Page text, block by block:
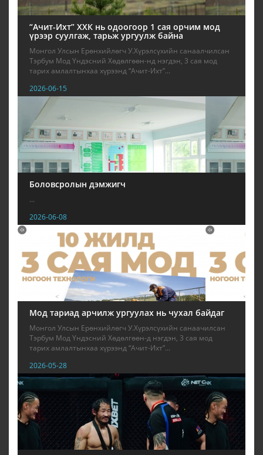
“Ачит-Ихт” ХХК нь одоогоор 1 сая орчим мод
үрээр суулгаж, тарьж ургуулж байна
Монгол Улсын Ерөнхийлөгч У.Хүрэлсүхийн санаалчилсан
Тэрбум Мод Үндэсний Хөдөлгөөн-нд нэгдэн, 3 сая мод
тарих амлалтынхаа хүрээнд “Ачит-Ихт”...
2026-06-15
Боловсролын дэмжигч
...
2026-06-08
Мод тариад арчилж ургуулах нь чухал байдаг
Монгол Улсын Ерөнхийлөгч У.Хүрэлсүхийн санаачилсан
Тэрбум Мод Үндэсний Хөдөлгөөн-д нэгдэн, 3 сая мод
тарих амлалтынхаа хүрээнд “Ачит-Ихт”...
2026-05-28